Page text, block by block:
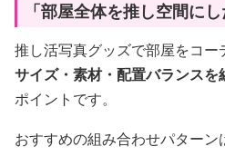
「部屋全体を推し空間に
推し活写真グッズで部屋をコー
サイズ・素材・配置バランスを
ポイントです。
おすすめの組み合わせパターン